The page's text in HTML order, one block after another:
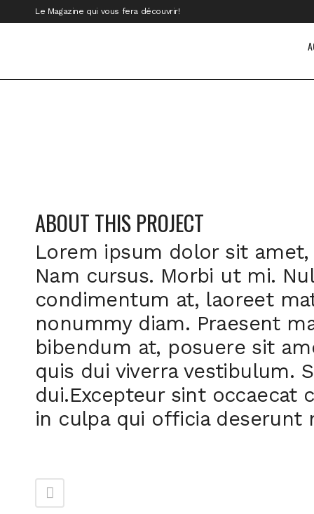
Le Magazine qui vous fera découvrir!
ABOUT THIS PROJECT
Lorem ipsum dolor sit
Nam cursus. Morbi ut mi.
condimentum at, laoreet
nonummy diam. Praesent
bibendum at, posuere sit
quis dui viverra vestibulum.
dui.Excepteur sint occaecat
in culpa qui officia